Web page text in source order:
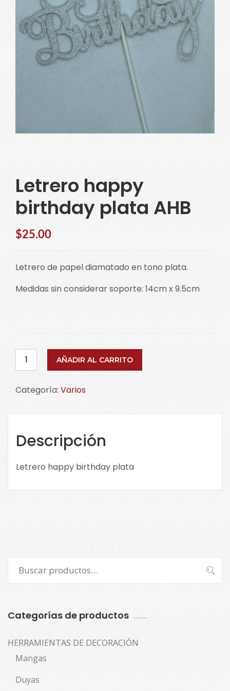
Letrero happy
birthday plata AHB
$25.00
Letrero de papel diamatado en tono plata.
Medidas sin considerar soporte: 14cm x 9.5cm
Letrero
happy
birthday
plata
AÑADIR AL CARRITO
Categoría: Varios
Descripción
Letrero happy birthday plata
por:
Buscar
Categorías de productos
HERRAMIENTAS DE DECORACIÓN
Mangas
Duyas